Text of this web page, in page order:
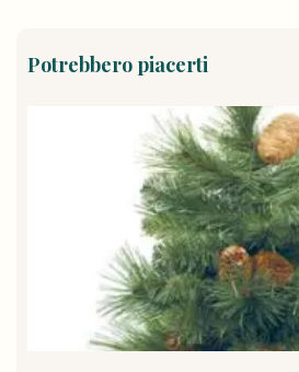
Potrebbero piacerti